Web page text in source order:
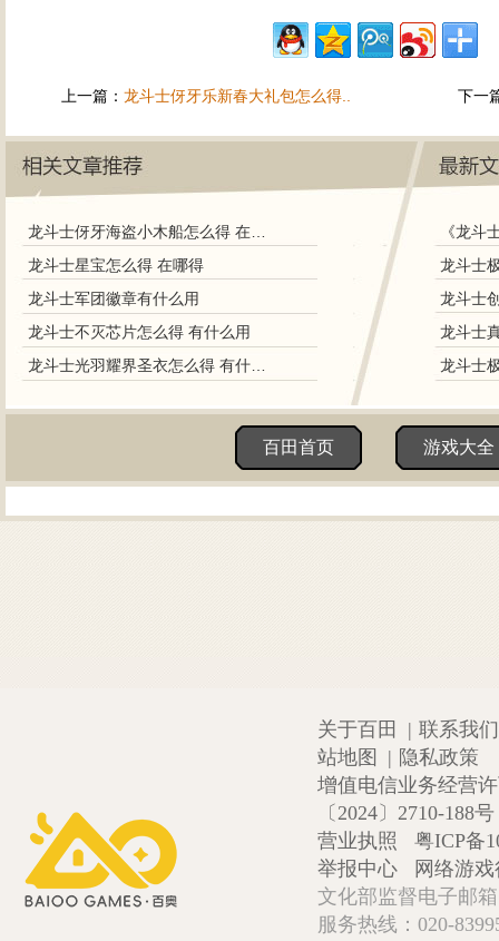
上一篇： 龙斗士伢牙乐新春大礼包怎么得.. 下一
龙斗士伢牙海盗小木船怎么得 在哪得
龙斗士星宝怎么得 在哪得
龙斗士军团徽章有什么用
龙斗士不灭芯片怎么得 有什么用
龙斗士光羽耀界圣衣怎么得 有什么用
《龙斗
龙斗士
百田首页 游戏大全
关于百田 | 联系我们
站地图
| 隐私政策
增值电信业务经营
〔2024〕2710-188号
营业执照
粤ICP备
举报中心
网络游
文化部监督电子邮
服务热线：020-